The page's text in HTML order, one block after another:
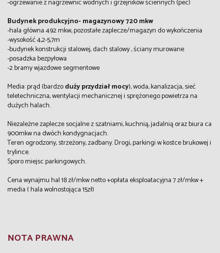
-ogrzewanie z nagrzewnic wodnych i grzejników ściennych (pec)
Budynek produkcyjno- magazynowy 720 mkw
-hala główna 492 mkw, pozostałe zaplecze/magazyn do wykończenia
-wysokość 4,2-5,7m
-budynek konstrukcji stalowej, dach stalowy , ściany murowane
-posadzka bezpyłowa
-2 bramy wjazdowe segmentowe
Media: prąd (bardzoduży przydział mocy), woda, kanalizacja, sieć
teletechniczna, wentylacji mechanicznej i sprężonego powietrza na
dużych halach.
Niezależne zaplecze socjalne z szatniami, kuchnią, jadalnią oraz biura ca
900mkw na dwóch kondygnacjach.
Teren ogrodzony, strzeżony, zadbany. Drogi, parkingi w kostce brukowej i
trylince.
Sporo miejsc parkingowych.
Cena wynajmu hal 18 zł/mkw netto +opłata eksploatacyjna 7 zł/mkw +
media ( hala wolnostojąca 15zł)
NOTA PRAWNA